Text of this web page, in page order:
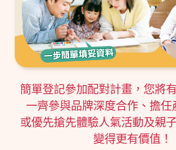
簡單登記參加配對計畫，您將
一齊參與品牌深度合作、擔任
或優先搶先體驗人氣活動及親
變得更有價值！